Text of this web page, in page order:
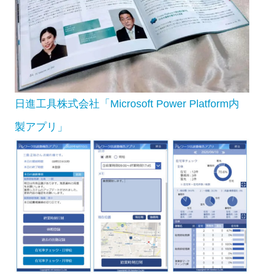
日進工具株式会社「Microsoft Power Platform内
製アプリ」